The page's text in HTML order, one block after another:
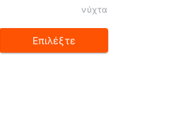
νύχτα
Επιλέξτε